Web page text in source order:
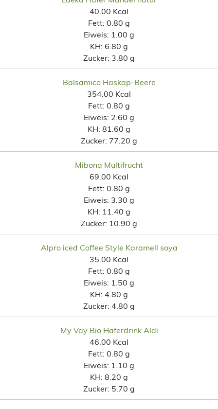
40.00 Kcal
Fett: 0.80 g
Eiweis: 1.00 g
KH: 6.80 g
Zucker: 3.80 g
Balsamico Haskap-Beere
354.00 Kcal
Fett: 0.80 g
Eiweis: 2.60 g
KH: 81.60 g
Zucker: 77.20 g
Mibona Multifrucht
69.00 Kcal
Fett: 0.80 g
Eiweis: 3.30 g
KH: 11.40 g
Zucker: 10.90 g
Alpro iced Coffee Style Karamell soya
35.00 Kcal
Fett: 0.80 g
Eiweis: 1.50 g
KH: 4.80 g
Zucker: 4.80 g
My Vay Bio Haferdrink Aldi
46.00 Kcal
Fett: 0.80 g
Eiweis: 1.10 g
KH: 8.20 g
Zucker: 5.70 g